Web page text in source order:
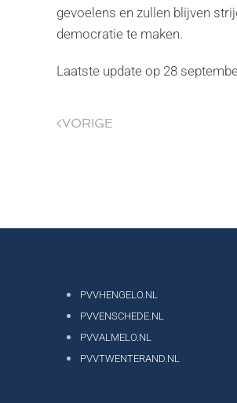
gevoelens en zullen blijven
democratie te maken.
Laatste update op 28
VORIGE
PVVHENGELO.NL
PVVENSCHEDE.NL
PVVALMELO.NL
PVVTWENTERAND.NL